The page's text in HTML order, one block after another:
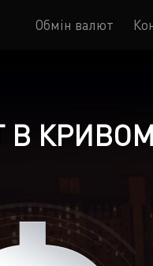
Обмін валют